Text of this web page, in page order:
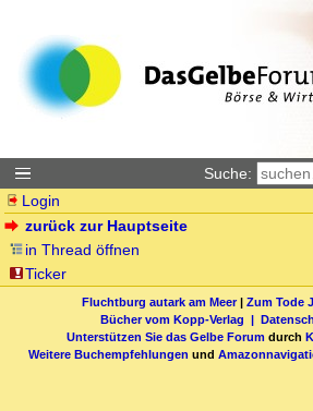
Suche:
Login
zurück zur Hauptseite
in Thread öffnen
Ticker
Fluchtburg autark am Meer| Zum Tode
Bücher vom Kopp-Verlag |
Unterstützen Sie das Gelbe Forum durch
Weitere Buchempfehlungen und